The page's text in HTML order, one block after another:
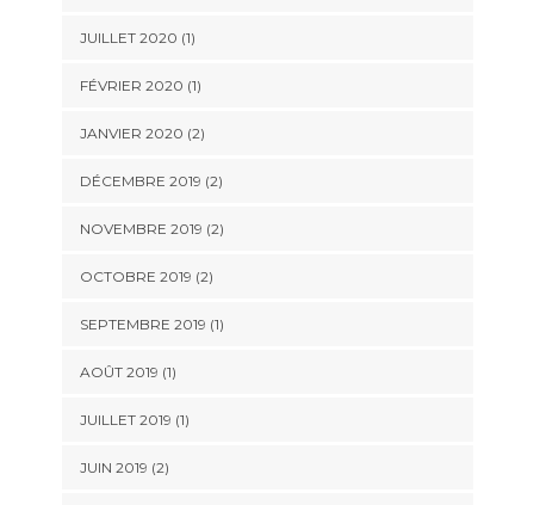
JUILLET 2020 (1)
FÉVRIER 2020 (1)
JANVIER 2020 (2)
DÉCEMBRE 2019 (2)
NOVEMBRE 2019 (2)
OCTOBRE 2019 (2)
SEPTEMBRE 2019 (1)
AOÛT 2019 (1)
JUILLET 2019 (1)
JUIN 2019 (2)